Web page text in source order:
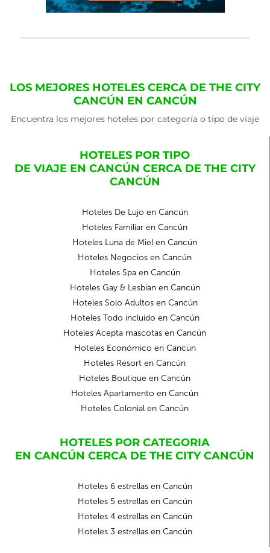
LOS MEJORES HOTELES CERCA DE THE CITY
CANCÚN EN CANCÚN
Encuentra los mejores hoteles por categoría o tipo de viaje
HOTELES POR TIPO
DE VIAJE EN CANCÚN CERCA DE THE CITY
CANCÚN
Hoteles De Lujo en Cancún
Hoteles Familiar en Cancún
Hoteles Luna de Miel en Cancún
Hoteles Negocios en Cancún
Hoteles Spa en Cancún
Hoteles Gay & Lesbian en Cancún
Hoteles Solo Adultos en Cancún
Hoteles Todo incluido en Cancún
Hoteles Acepta mascotas en Cancún
Hoteles Económico en Cancún
Hoteles Resort en Cancún
Hoteles Boutique en Cancún
Hoteles Apartamento en Cancún
Hoteles Colonial en Cancún
HOTELES POR CATEGORIA
EN CANCÚN CERCA DE THE CITY CANCÚN
Hoteles 6 estrellas en Cancún
Hoteles 5 estrellas en Cancún
Hoteles 4 estrellas en Cancún
Hoteles 3 estrellas en Cancún